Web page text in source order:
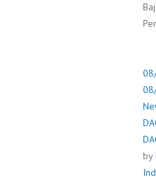
by